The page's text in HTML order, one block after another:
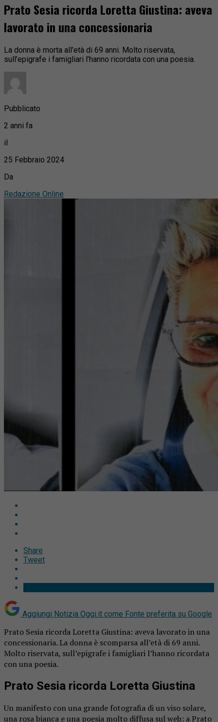
Prato Sesia ricorda Loretta Giustina: aveva
lavorato in una concessionaria
La donna è morta all’età di 69 anni. Molto riservata,
sull’epigrafe i famigliari l’hanno ricordata con una poesia.
Pubblicato
2 anni fa
il
25 Febbraio 2024
Da
Redazione Online
Share
Tweet
Aggiungi Notizia Oggi.it come Fonte preferita su Google
Prato Sesia ricorda Loretta Giustina: aveva lavorato in una
concessionaria. La donna è scomparsa all’età di 69 anni.
Molto riservata, sull’epigrafe i famigliari l’hanno ricordata
con una poesia.
Prato Sesia ricorda Loretta Giustina
Un manifesto con una grande fotografia di un viso solare,
una rosa bianca e una poesia molto diffusa sul web: a Prato